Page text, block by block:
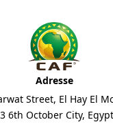
Adresse
Street, El Hay El
6th October City, Egypt